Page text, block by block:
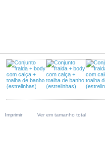
Imprimir Ver em tamanho total